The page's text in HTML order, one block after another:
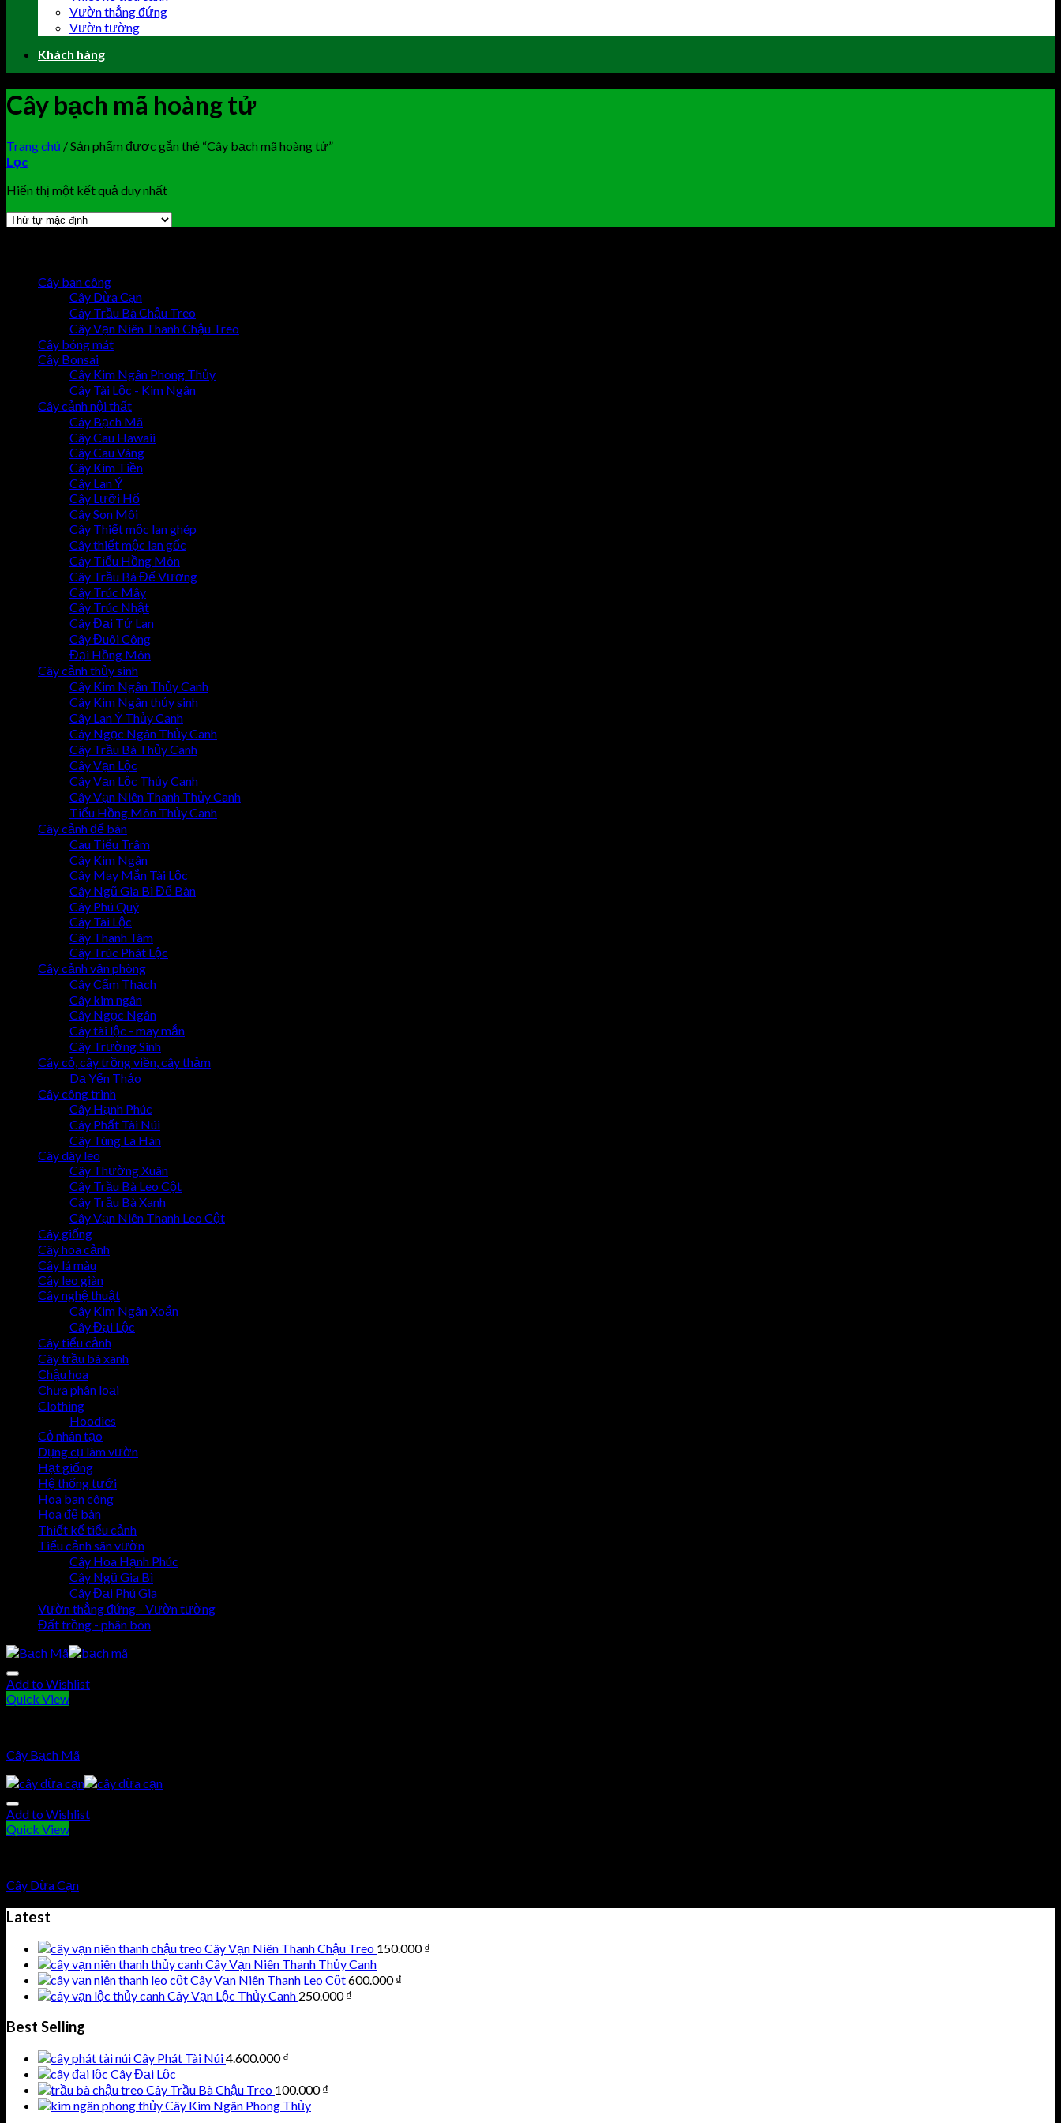
Vườn thẳng đứng
Vườn tường
Khách hàng
Cây bạch mã hoàng tử
Trang chủ /Sản phẩm được gắn thẻ “Cây bạch mã hoàng tử”
Lọc
Hiển thị một kết quả duy nhất
Cây ban công
Cây Dừa Cạn
Cây Trầu Bà Chậu Treo
Cây Vạn Niên Thanh Chậu Treo
Cây bóng mát
Cây Bonsai
Cây Kim Ngân Phong Thủy
Cây Tài Lộc - Kim Ngân
Cây cảnh nội thất
Cây Bạch Mã
Cây Cau Hawaii
Cây Cau Vàng
Cây Kim Tiền
Cây Lan Ý
Cây Lưỡi Hổ
Cây Son Môi
Cây Thiết mộc lan ghép
Cây thiết mộc lan gốc
Cây Tiểu Hồng Môn
Cây Trầu Bà Đế Vương
Cây Trúc Mây
Cây Trúc Nhật
Cây Đại Tứ Lan
Cây Đuôi Công
Đại Hồng Môn
Cây cảnh thủy sinh
Cây Kim Ngân Thủy Canh
Cây Kim Ngân thủy sinh
Cây Lan Ý Thủy Canh
Cây Ngọc Ngân Thủy Canh
Cây Trầu Bà Thủy Canh
Cây Vạn Lộc
Cây Vạn Lộc Thủy Canh
Cây Vạn Niên Thanh Thủy Canh
Tiểu Hồng Môn Thủy Canh
Cây cảnh để bàn
Cau Tiểu Trâm
Cây Kim Ngân
Cây May Mắn Tài Lộc
Cây Ngũ Gia Bì Để Bàn
Cây Phú Quý
Cây Tài Lộc
Cây Thanh Tâm
Cây Trúc Phát Lộc
Cây cảnh văn phòng
Cây Cẩm Thạch
Cây kim ngân
Cây Ngọc Ngân
Cây tài lộc - may mắn
Cây Trường Sinh
Cây cỏ, cây trồng viền, cây thảm
Dạ Yến Thảo
Cây công trình
Cây Hạnh Phúc
Cây Phất Tài Núi
Cây Tùng La Hán
Cây dây leo
Cây Thường Xuân
Cây Trầu Bà Leo Cột
Cây Trầu Bà Xanh
Cây Vạn Niên Thanh Leo Cột
Cây giống
Cây hoa cảnh
Cây lá màu
Cây leo giàn
Cây nghệ thuật
Cây Kim Ngân Xoắn
Cây Đại Lộc
Cây tiểu cảnh
Cây trầu bà xanh
Chậu hoa
Chưa phân loại
Clothing
Hoodies
Cỏ nhân tạo
Dụng cụ làm vườn
Hạt giống
Hệ thống tưới
Hoa ban công
Hoa để bàn
Thiết kế tiểu cảnh
Tiểu cảnh sân vườn
Cây Hoa Hạnh Phúc
Cây Ngũ Gia Bì
Cây Đại Phú Gia
Vườn thẳng đứng - Vườn tường
Đất trồng - phân bón
Add to Wishlist
Quick View
Cây Bạch Mã
Add to Wishlist
Quick View
Cây Dừa Cạn
Latest
Cây Vạn Niên Thanh Chậu Treo 150.000₫
Cây Vạn Niên Thanh Thủy Canh
Cây Vạn Niên Thanh Leo Cột600.000₫
Cây Vạn Lộc Thủy Canh 250.000₫
Best Selling
Cây Phát Tài Núi4.600.000₫
Cây Đại Lộc
Cây Trầu Bà Chậu Treo 100.000₫
Cây Kim Ngân Phong Thủy